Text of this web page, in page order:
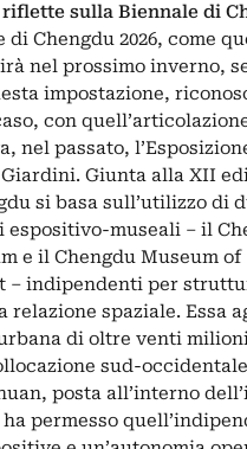
sulla Biennale di
di Chengdu 2026, come
nel prossimo inverno,
impostazione,
con
nel passato,
Giunta alla XII
si basa sull’utilizzo di
espositivo-museali – il
e il Chengdu Museum of
– indipendenti per
spaziale. Essa
di oltre venti
sud-
posta all’interno
permesso